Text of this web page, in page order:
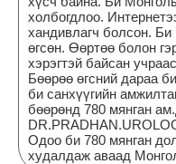
холбогдлоо.
хандивлагч болсон.
өгсөн. Өөртөө болон
хэрэгтэй байсан
Бөөрөө өгсний дараа
би санхүүгийн
бөөрөнд 780 мянган
Одоо би 780 мянган
худалдаж аваад